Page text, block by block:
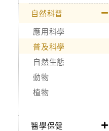
自然科普
應用科學
普及科學
自然生態
動物
植物
醫學保健